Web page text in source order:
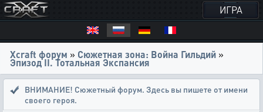
ИГРА
Xcraft форум » Сюжетная зона: Война Гильдий »
Эпизод II. Тотальная Экспансия
ВНИМАНИЕ! Сюжетный форум. Здесь вы пишете от имени
своего героя.